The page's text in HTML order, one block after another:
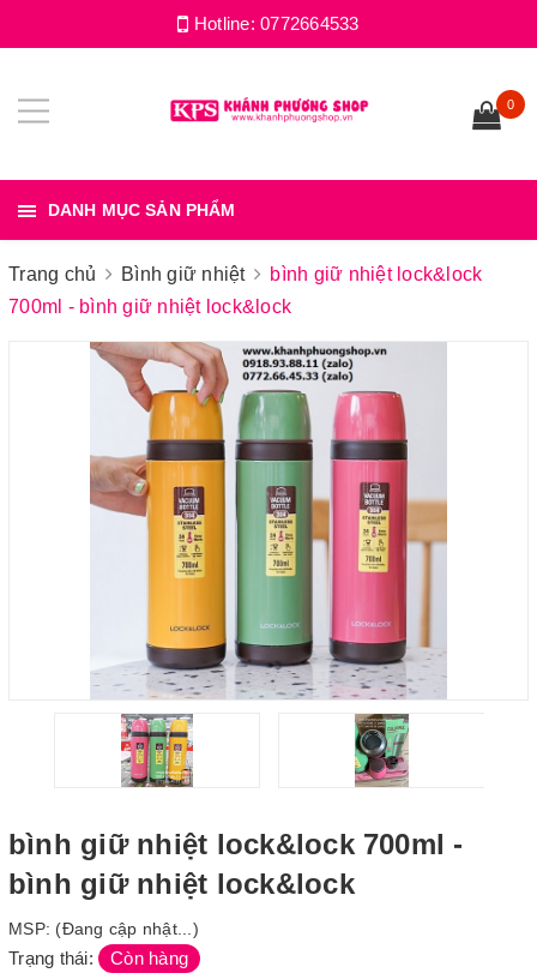
Hotline:0772664533
0
DANH MỤC SẢN PHẨM
Trang chủ Bình giữ nhiệt
bình giữ nhiệt lock&lock
700ml - bình giữ nhiệt lock&lock
bình giữ nhiệt lock&lock 700ml -
bình giữ nhiệt lock&lock
MSP: (Đang cập nhật...)
Trạng thái: Còn hàng